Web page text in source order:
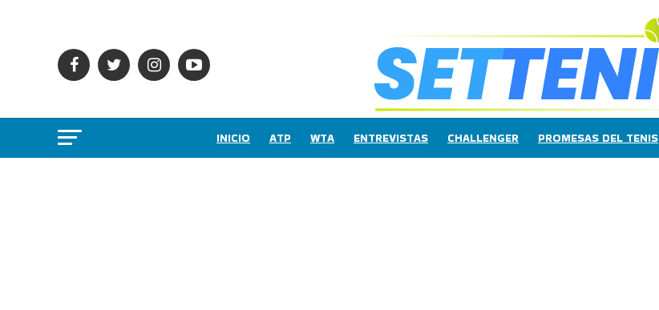
INICIO ATP WTA ENTREVISTAS CHALLENGER PROMESAS DEL TENIS